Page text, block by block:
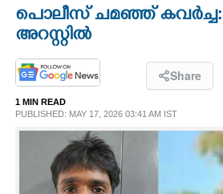
OPINION
LIFESTYLE
SPIRITUAL
പൊലീസ് ചമഞ്ഞ് കവ‌ർച്ച:
അറസ്റ്റിൽ
Share
1 MIN READ
PUBLISHED: MAY 17, 2026 03:41 AM IST